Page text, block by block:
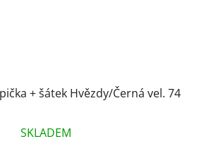
+ šátek Hvězdy/Černá vel. 74
SKLADEM